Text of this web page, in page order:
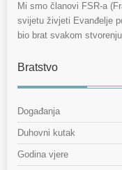
Mi smo članovi FSR-a
svijetu živjeti Evanđelje
bio brat svakom
Bratstvo
Događanja
Duhovni kutak
Godina vjere